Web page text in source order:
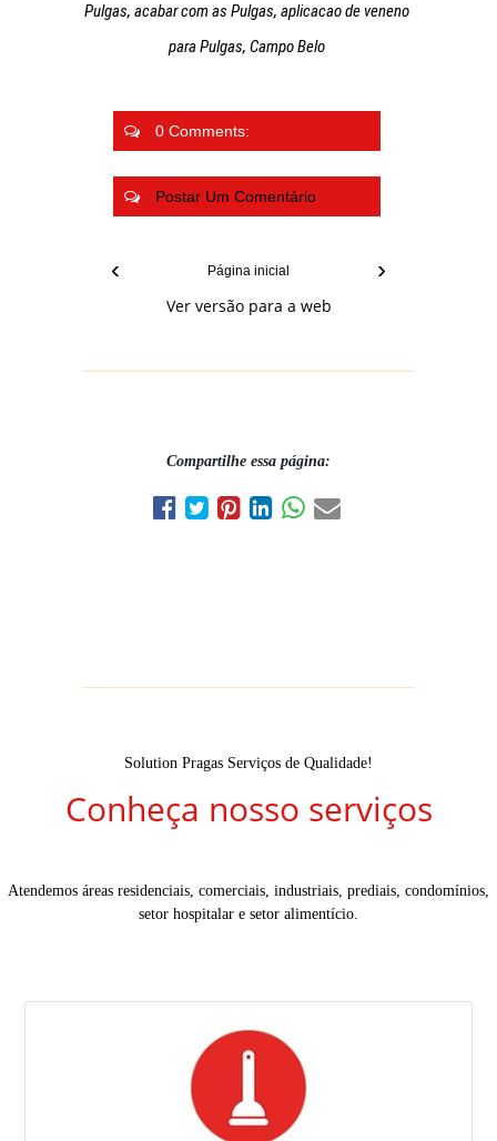
Pulgas, acabar com as Pulgas, aplicacao de veneno
para Pulgas, Campo Belo
0 Comments:
Postar Um Comentário
‹ ›
Página inicial
Ver versão para a web
Compartilhe essa página:
Solution Pragas Serviços de Qualidade!
Conheça nosso serviços
Atendemos áreas residenciais, comerciais, industriais, prediais, condomínios,
setor hospitalar e setor alimentício.